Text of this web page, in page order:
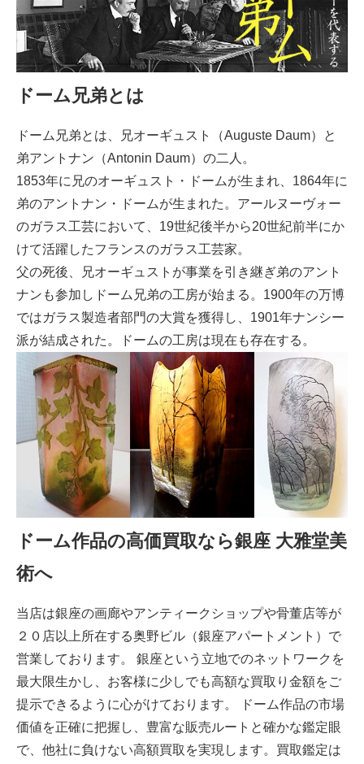
ドーム兄弟とは
ドーム兄弟とは、兄オーギュスト（Auguste Daum）と
弟アントナン（Antonin Daum）の二人。
1853年に兄のオーギュスト・ドームが生まれ、1864年に
弟のアントナン・ドームが生まれた。アールヌーヴォー
のガラス工芸において、19世紀後半から20世紀前半にか
けて活躍したフランスのガラス工芸家。
父の死後、兄オーギュストが事業を引き継ぎ弟のアント
ナンも参加しドーム兄弟の工房が始まる。1900年の万博
ではガラス製造者部門の大賞を獲得し、1901年ナンシー
派が結成された。ドームの工房は現在も存在する。
ドーム作品の高価買取なら銀座 大雅堂美
術へ
当店は銀座の画廊やアンティークショップや骨董店等が
２０店以上所在する奥野ビル（銀座アパートメント）で
営業しております。 銀座という立地でのネットワークを
最大限生かし、お客様に少しでも高額な買取り金額をご
提示できるように心がけております。 ドーム作品の市場
価値を正確に把握し、豊富な販売ルートと確かな鑑定眼
で、他社に負けない高額買取を実現します。買取鑑定は